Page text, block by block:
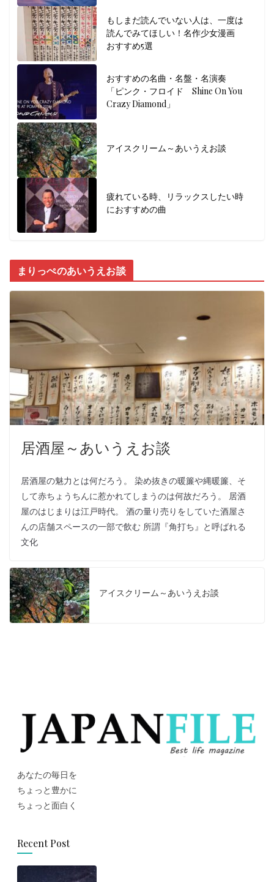
もしまだ読んでいない人は、一度は
読んでみてほしい！名作少女漫画
おすすめ5選
おすすめの名曲・名盤・名演奏
「ピンク・フロイド Shine On You
Crazy Diamond」
アイスクリーム～あいうえお談
疲れている時、リラックスしたい時
におすすめの曲
まりっぺのあいうえお談
居酒屋～あいうえお談
居酒屋の魅力とは何だろう。 染め抜きの暖簾や縄暖簾、そ
して赤ちょうちんに惹かれてしまうのは何故だろう。 居酒
屋のはじまりは江戸時代。 酒の量り売りをしていた酒屋さ
んの店舗スペースの一部で飲む 所謂『角打ち』と呼ばれる
文化
アイスクリーム～あいうえお談
あなたの毎日を
ちょっと豊かに
ちょっと面白く
Recent Post